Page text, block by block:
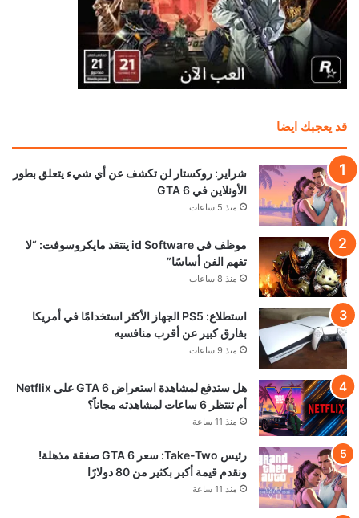
قد يعجبك ايضا
شراير: روكستار لن تكشف عن أي شيء يتعلق بطور
الأونلاين في GTA 6
منذ 5 ساعات
موظف في id Software ينتقد مايكروسوفت: “لا
تفهم الفن أساسًا”
منذ 8 ساعات
استطلاع: PS5 الجهاز الأكثر استخدامًا في أمريكا
بفارق كبير عن أقرب منافسيه
منذ 9 ساعات
هل ستدفع لمشاهدة استعراض GTA 6 على Netflix
أم تنتظر 6 ساعات لمشاهدته مجاناً؟
منذ 11 ساعة
رئيس Take-Two: سعر GTA 6 صفقة مذهلة!
ونقدم قيمة أكبر بكثير من 80 دولارًا
منذ 11 ساعة